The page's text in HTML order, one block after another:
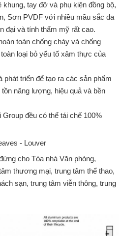
tay đỡ và phụ kiện đồng bộ,
Sơn PVDF với nhiều mầu sắc đa
đại và tính thẩm mỹ rất cao.
toàn chống cháy và chống
loại bỏ yếu tố xâm thực của
phát triển để tạo ra các sản phẩm
năng lượng, hiệu quả và bền
đều có thể tái chế 100%
- Louver
cho Tòa nhà Văn phòng,
thương mại, trung tâm thể thao,
sạn, trung tâm viễn thông, trung